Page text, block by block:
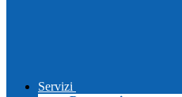
Servizi